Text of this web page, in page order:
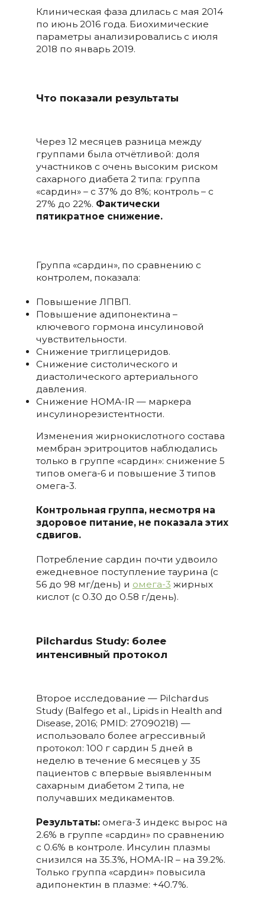
Клиническая фаза длилась с мая 2014
по июнь 2016 года. Биохимические
параметры анализировались с июля
2018 по январь 2019.
Что показали результаты
Через 12 месяцев разница между
группами была отчётливой: доля
участников с очень высоким риском
сахарного диабета 2 типа: группа
«сардин» – с 37% до 8%; контроль – с
27% до 22%. Фактически
пятикратное снижение.
Группа «сардин», по сравнению с
контролем, показала:
Повышение ЛПВП.
Повышение адипонектина –
ключевого гормона инсулиновой
чувствительности.
Снижение триглицеридов.
Снижение систолического и
диастолического артериального
давления.
Снижение HOMA-IR — маркера
инсулинорезистентности.
Изменения жирнокислотного состава
мембран эритроцитов наблюдались
только в группе «сардин»: снижение 5
типов омега-6 и повышение 3 типов
омега-3.
Контрольная группа, несмотря на
здоровое питание, не показала этих
сдвигов.
Потребление сардин почти удвоило
ежедневное поступление таурина (с
56 до 98 мг/день) и омега-3 жирных
кислот (с 0.30 до 0.58 г/день).
Pilchardus Study: более
интенсивный протокол
Второе исследование — Pilchardus
Study (Balfego et al., Lipids in Health and
Disease, 2016; PMID: 27090218) —
использовало более агрессивный
протокол: 100 г сардин 5 дней в
неделю в течение 6 месяцев у 35
пациентов с впервые выявленным
сахарным диабетом 2 типа, не
получавших медикаментов.
Результаты:омега-3 индекс вырос на
2.6% в группе «сардин» по сравнению
с 0.6% в контроле. Инсулин плазмы
снизился на 35.3%, HOMA-IR – на 39.2%.
Только группа «сардин» повысила
адипонектин в плазме: +40.7%.